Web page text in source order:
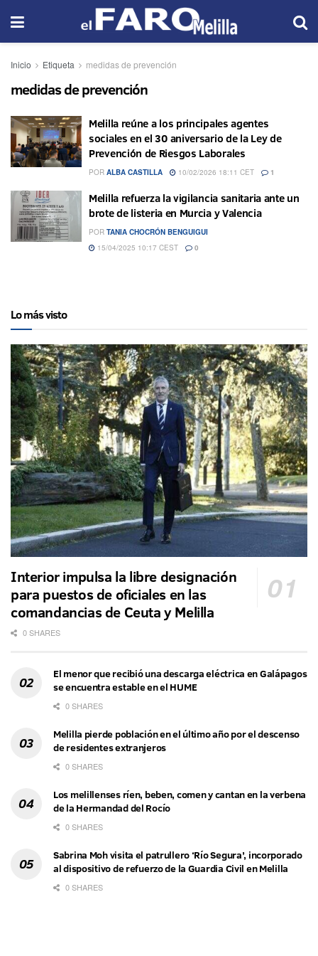
Inicio Etiqueta medidas de prevención
medidas de prevención
Melilla reúne a los principales agentes
sociales en el 30 aniversario de la Ley de
Prevención de Riesgos Laborales
POR ALBA CASTILLA 10/02/2026 18:11 CET 1
Melilla refuerza la vigilancia sanitaria ante un
brote de listeria en Murcia y Valencia
POR TANIA CHOCRÓN BENGUIGUI
15/04/2025 10:17 CEST
0
Lo más visto
Interior impulsa la libre designación
para puestos de oficiales en las
comandancias de Ceuta y Melilla
0 SHARES
El menor que recibió una descarga eléctrica en Galápagos
se encuentra estable en el HUME
0 SHARES
Melilla pierde población en el último año por el descenso
de residentes extranjeros
0 SHARES
Los melillenses ríen, beben, comen y cantan en la verbena
de la Hermandad del Rocío
0 SHARES
Sabrina Moh visita el patrullero ‘Río Segura’, incorporado
al dispositivo de refuerzo de la Guardia Civil en Melilla
0 SHARES